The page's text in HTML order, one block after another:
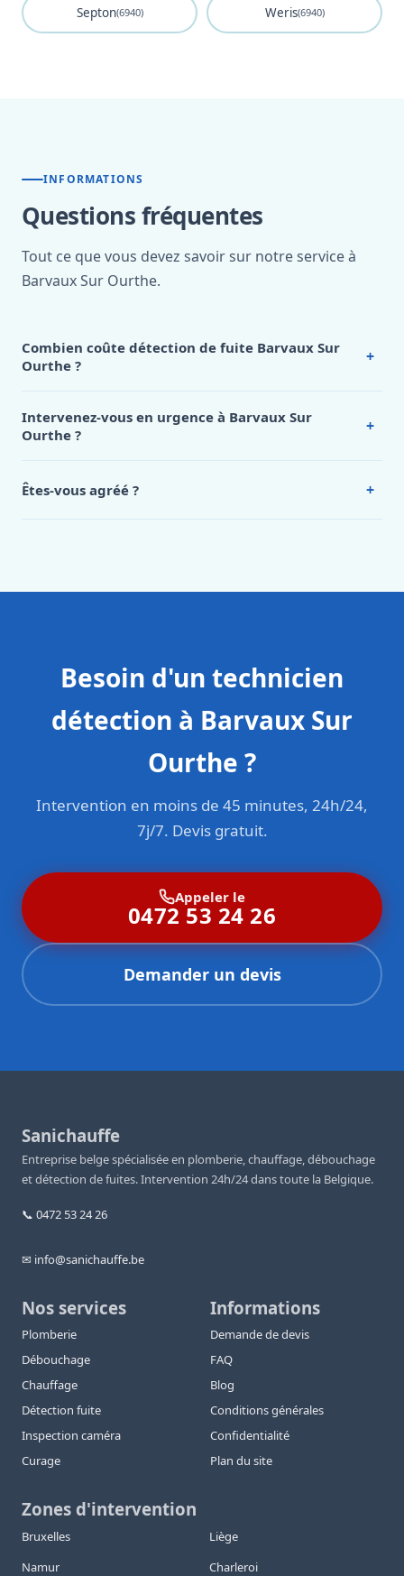
Septon(6940) Weris(6940)
INFORMATIONS
Questions fréquentes
Tout ce que vous devez savoir sur notre service à
Barvaux Sur Ourthe.
Combien coûte détection de fuite Barvaux Sur
Ourthe ?
+
Sur Ourthe, appelez le 0472 53 24 26.
Intervenez-vous en urgence à Barvaux Sur
Ourthe ?
+
Êtes-vous agréé ? +
Besoin d'un technicien
détection à Barvaux Sur
Ourthe ?
Intervention en moins de 45 minutes, 24h/24,
7j/7. Devis gratuit.
Appeler le
0472 53 24 26
Demander un devis
Sanichauffe
Entreprise belge spécialisée en plomberie, chauffage, débouchage
et détection de fuites. Intervention 24h/24 dans toute la Belgique.
📞 0472 53 24 26
✉ info@sanichauffe.be
Nos services
Plomberie
Débouchage
Chauffage
Détection fuite
Inspection caméra
Curage
Informations
Demande de devis
FAQ
Blog
Conditions générales
Confidentialité
Plan du site
Zones d'intervention
Bruxelles
Liège
Namur
Charleroi